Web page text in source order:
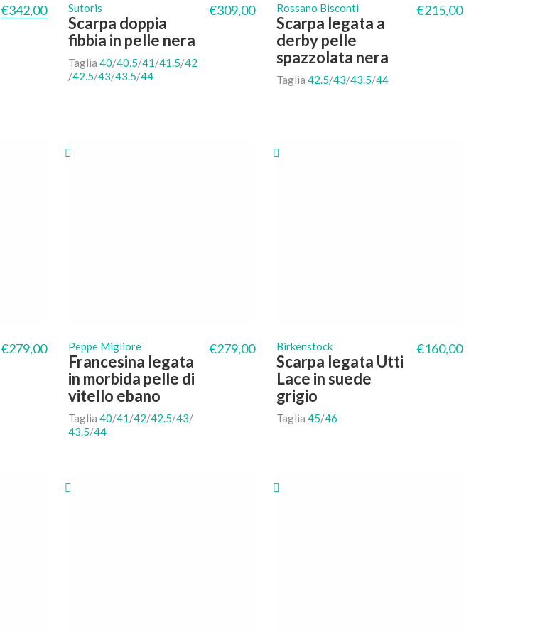
Il prezzo originale era: €570,00.
€342,00Il prezzo attuale è: €342,00.
Sutoris
Scarpa doppia
fibbia in pelle nera
Taglia 40/40.5/41/41.5/42
/42.5/43/43.5/44
€309,00 Rossano Bisconti
Scarpa legata a
derby pelle
spazzolata nera
Taglia 42.5/43/43.5/44
€215,00
€279,00 Peppe Migliore
Francesina legata
in morbida pelle di
vitello ebano
Taglia 40/41/42/42.5/43/
43.5/44
€279,00 Birkenstock
Scarpa legata Utti
Lace in suede
grigio
Taglia 45/46
€160,00